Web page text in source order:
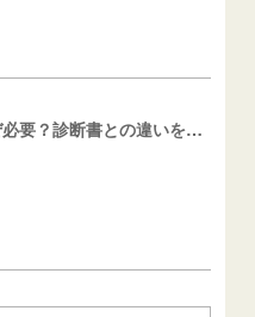
病歴・就労状況等申立書はなぜ必要？診断書との違いを解説